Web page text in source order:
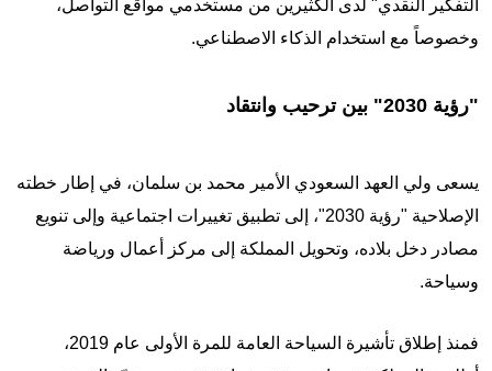
التفكير النقدي" لدى الكثيرين من مستخدمي مواقع التواصل،
وخصوصاً مع استخدام الذكاء الاصطناعي.
"رؤية 2030" بين ترحيب وانتقاد
يسعى ولي العهد السعودي الأمير محمد بن سلمان، في إطار خطته
الإصلاحية "رؤية 2030"، إلى تطبيق تغييرات اجتماعية وإلى تنويع
مصادر دخل بلاده، وتحويل المملكة إلى مركز أعمال ورياضة
وسياحة.
فمنذ إطلاق تأشيرة السياحة العامة للمرة الأولى عام 2019،